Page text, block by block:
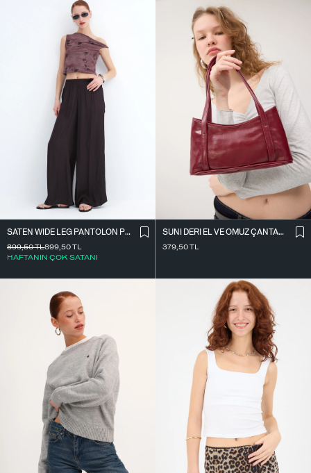
SATEN WIDE LEG PANTOLON PN17298
899,50TL
HAFTANIN ÇOK SATANI
899,50TL
SUNI DERI EL VE OMUZ ÇANTASI Ç09-G11
379,50TL